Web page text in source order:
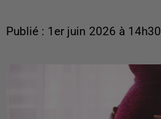
Publié : 1er juin 2026 à 14h30